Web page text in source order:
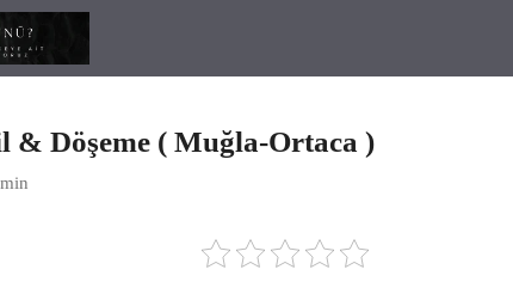
& Döşeme ( Muğla-Ortaca )